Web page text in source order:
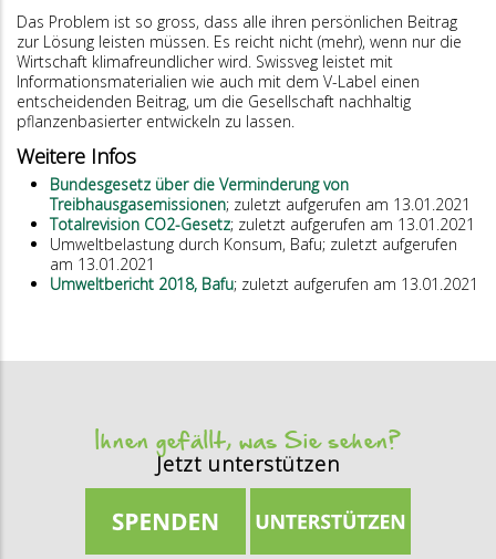
Das Problem ist so gross, dass alle ihren persönlichen Beitrag
zur Lösung leisten müssen. Es reicht nicht (mehr), wenn nur die
Wirtschaft klimafreundlicher wird. Swissveg leistet mit
Informationsmaterialien wie auch mit dem V-Label einen
entscheidenden Beitrag, um die Gesellschaft nachhaltig
pflanzenbasierter entwickeln zu lassen.
Weitere Infos
Bundesgesetz über die Verminderung von
Treibhausgasemissionen; zuletzt aufgerufen am 13.01.2021
Totalrevision CO2-Gesetz; zuletzt aufgerufen am 13.01.2021
Umweltbelastung durch Konsum, Bafu; zuletzt aufgerufen
am 13.01.2021
Umweltbericht 2018, Bafu; zuletzt aufgerufen am 13.01.2021
Ihnen gefällt, was Sie sehen?
Jetzt unterstützen